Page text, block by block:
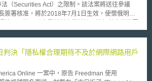
（Securities Act）之限制。該法案將送往參議
簽署核准，將於2018年7月1日生效，使懷俄明州
功能代幣設有三種要
、功能代幣之開發者和發行者不得將代幣作為投資
作為換取商品或服務之對價；三、該代幣之開發者
買回協議（repurchase agreement）或任何有意
此外，懷俄明州另有三部有
判決「隱私權合理期待不及於網際網路用戶
Online 一案中，原告 Freedman 使用